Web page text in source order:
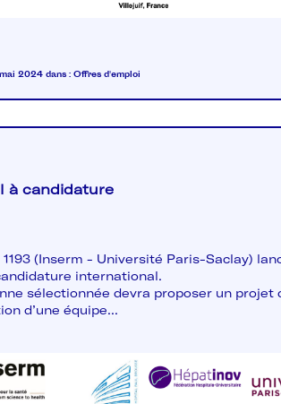
2024 dans : Offres d'emploi
à candidature
1193 (Inserm - Université Paris-Saclay)
international.
sélectionnée devra proposer un projet
d’une équipe...